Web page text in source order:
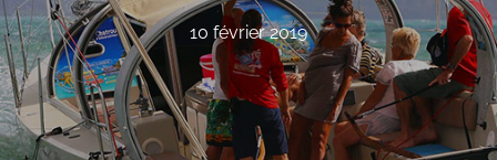
10 février 2019